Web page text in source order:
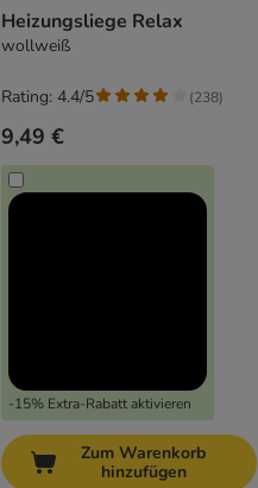
Heizungsliege Relax
wollweiß
9,49 €
-15% Extra-Rabatt aktivieren
Rating: 4.4/5 (238)
Zum Warenkorb
hinzufügen